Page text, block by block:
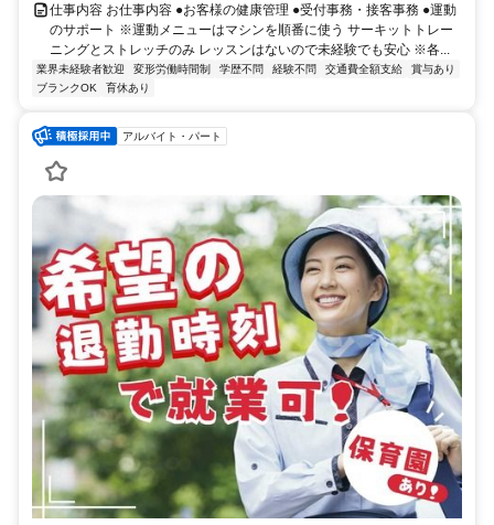
仕事内容 お仕事内容 ●お客様の健康管理 ●受付事務・接客事務 ●運動
のサポート ※運動メニューはマシンを順番に使う サーキットトレー
ニングとストレッチのみ レッスンはないので未経験でも安心 ※各...
業界未経験者歓迎 変形労働時間制 学歴不問 経験不問 交通費全額支給
賞与あり
ブランクOK
育休あり
アルバイト・パート